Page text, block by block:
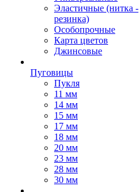
Эластичные (нитка -
резинка)
Особопрочные
Карта цветов
Джинсовые
Пуговицы
Пукля
11 мм
14 мм
15 мм
17 мм
18 мм
20 мм
23 мм
28 мм
30 мм